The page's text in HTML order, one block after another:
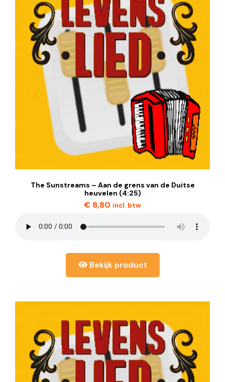
The Sunstreams – Aan de grens van de Duitse
heuvelen (4:25)
€ 8,80 incl. btw
Bekijk product